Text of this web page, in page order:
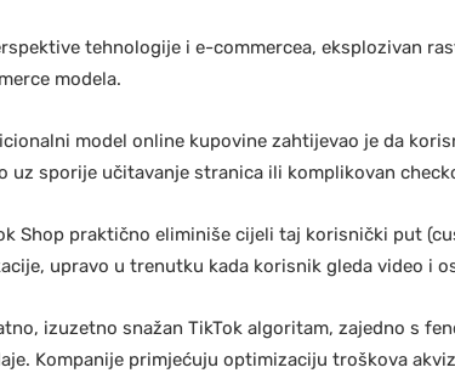
tehnologije i e-commercea, eksplozivan
modela.
model online kupovine zahtijevao je da
uz sporije učitavanje stranica ili komplikovan
Shop praktično eliminiše cijeli taj korisnički put
upravo u trenutku kada korisnik gleda video i
izuzetno snažan TikTok algoritam, zajedno s
Kompanije primjećuju optimizaciju troškova